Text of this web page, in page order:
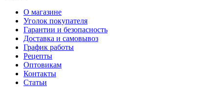
О магазине
Уголок покупателя
Гарантии и безопасность
Доставка и самовывоз
График работы
Рецепты
Оптовикам
Контакты
Статьи